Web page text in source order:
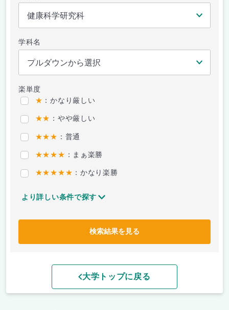
学科名
楽単度
★ ：かなり厳しい
★★ ：やや厳しい
★★★ ：普通
★★★★ ：まぁ楽勝
★★★★★ ：かなり楽勝
より詳しい条件で探す
検索結果を見る
大学トップに戻る